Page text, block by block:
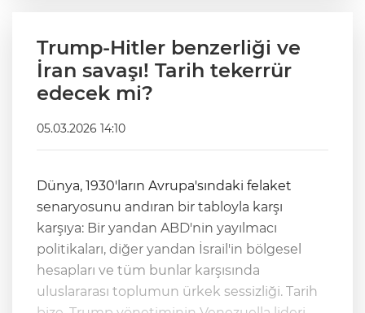
Trump-Hitler benzerliği ve
İran savaşı! Tarih tekerrür
edecek mi?
05.03.2026 14:10
Dünya, 1930'ların Avrupa'sındaki felaket
senaryosunu andıran bir tabloyla karşı
karşıya: Bir yandan ABD'nin yayılmacı
politikaları, diğer yandan İsrail'in bölgesel
hesapları ve tüm bunlar karşısında
uluslararası toplumun ürkek sessizliği. Tarih